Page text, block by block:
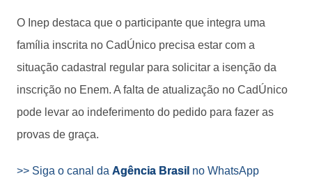
O Inep destaca que o participante que integra uma
família inscrita no CadÚnico precisa estar com a
situação cadastral regular para solicitar a isenção da
inscrição no Enem. A falta de atualização no CadÚnico
pode levar ao indeferimento do pedido para fazer as
provas de graça.
>> Siga o canal da Agência Brasil no WhatsApp